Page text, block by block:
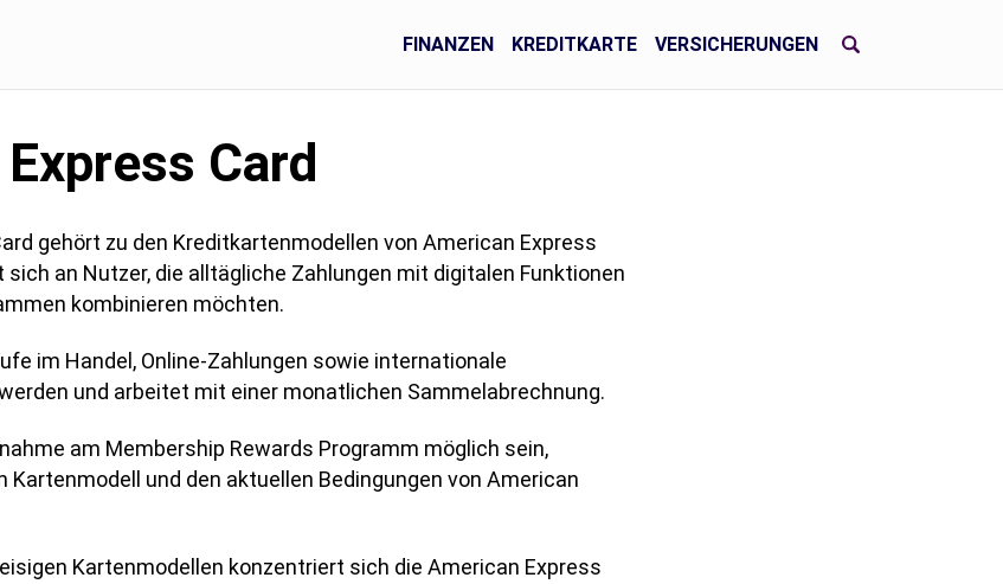
FINANZEN KREDITKARTE VERSICHERUNGEN
Card
gehört zu den Kreditkartenmodellen von American Express
an Nutzer, die alltägliche Zahlungen mit digitalen Funktionen
kombinieren möchten.
im Handel, Online-Zahlungen sowie internationale
und arbeitet mit einer monatlichen Sammelabrechnung.
am Membership Rewards Programm möglich sein,
Kartenmodell und den aktuellen Bedingungen von American
Kartenmodellen konzentriert sich die American Express